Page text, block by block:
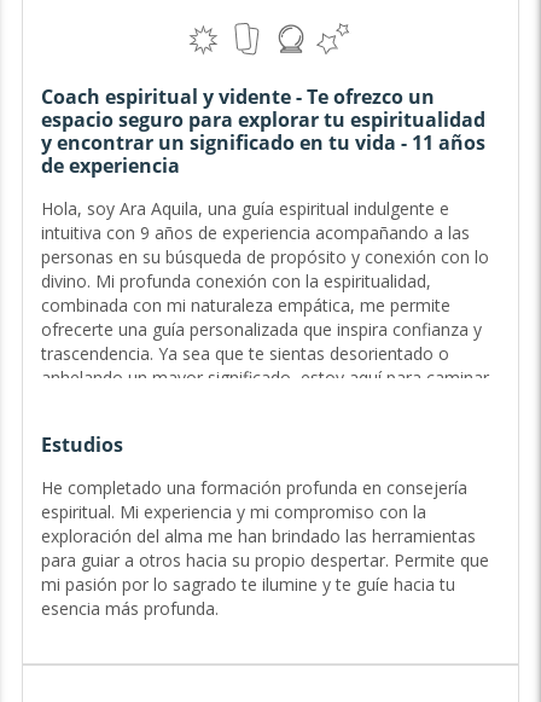
Coach espiritual y vidente - Te ofrezco un
espacio seguro para explorar tu espiritualidad
y encontrar un significado en tu vida - 11 años
de experiencia
Hola, soy Ara Aquila, una guía espiritual indulgente e
intuitiva con 9 años de experiencia acompañando a las
personas en su búsqueda de propósito y conexión con lo
divino. Mi profunda conexión con la espiritualidad,
combinada con mi naturaleza empática, me permite
ofrecerte una guía personalizada que inspira confianza y
trascendencia. Ya sea que te sientas desorientado o
anhelando un mayor significado, estoy aquí para caminar
de Experiencia
Hola, soy Ara Aquila, una guía espiritual indulgente e
intuitiva con 9 años de experiencia acompañando a las
personas en su búsqueda de propósito y conexión con lo
divino.
Estudios
He completado una formación profunda en consejería
espiritual. Mi experiencia y mi compromiso con la
exploración del alma me han brindado las herramientas
para guiar a otros hacia su propio despertar. Permite que
mi pasión por lo sagrado te ilumine y te guíe hacia tu
esencia más profunda.